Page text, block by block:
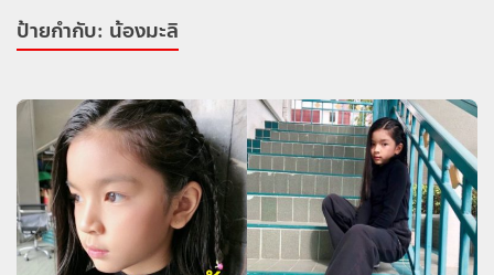
ป้ายกำกับ: น้องมะลิ